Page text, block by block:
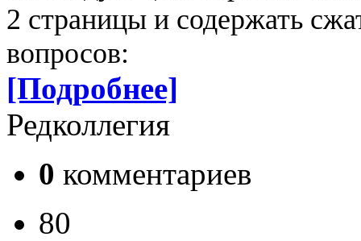
2 страницы и содержать
вопросов:
[Подробнее]
Редколлегия
0 комментариев
80